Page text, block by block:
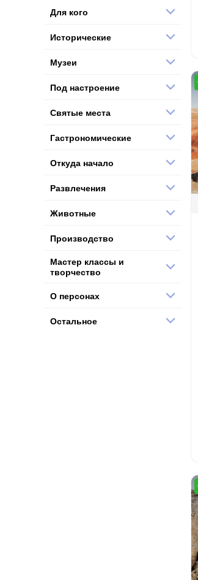
Для кого
Исторические
Музеи
Под настроение
Святые места
Гастрономические
Откуда начало
Развлечения
Животные
Производство
Мастер классы и
творчество
О персонах
Остальное